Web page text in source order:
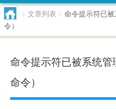
> 文章列表 > 命令提示符已
令）
命令提示符已被系统
命令）